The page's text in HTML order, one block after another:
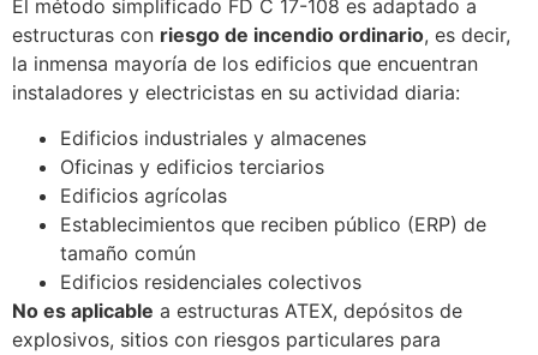
El método simplificado FD C 17-108 es adaptado a
estructuras con riesgo de incendio ordinario, es decir,
la inmensa mayoría de los edificios que encuentran
instaladores y electricistas en su actividad diaria:
Edificios industriales y almacenes
Oficinas y edificios terciarios
Edificios agrícolas
Establecimientos que reciben público (ERP) de
tamaño común
Edificios residenciales colectivos
No es aplicable a estructuras ATEX, depósitos de
explosivos, sitios con riesgos particulares para